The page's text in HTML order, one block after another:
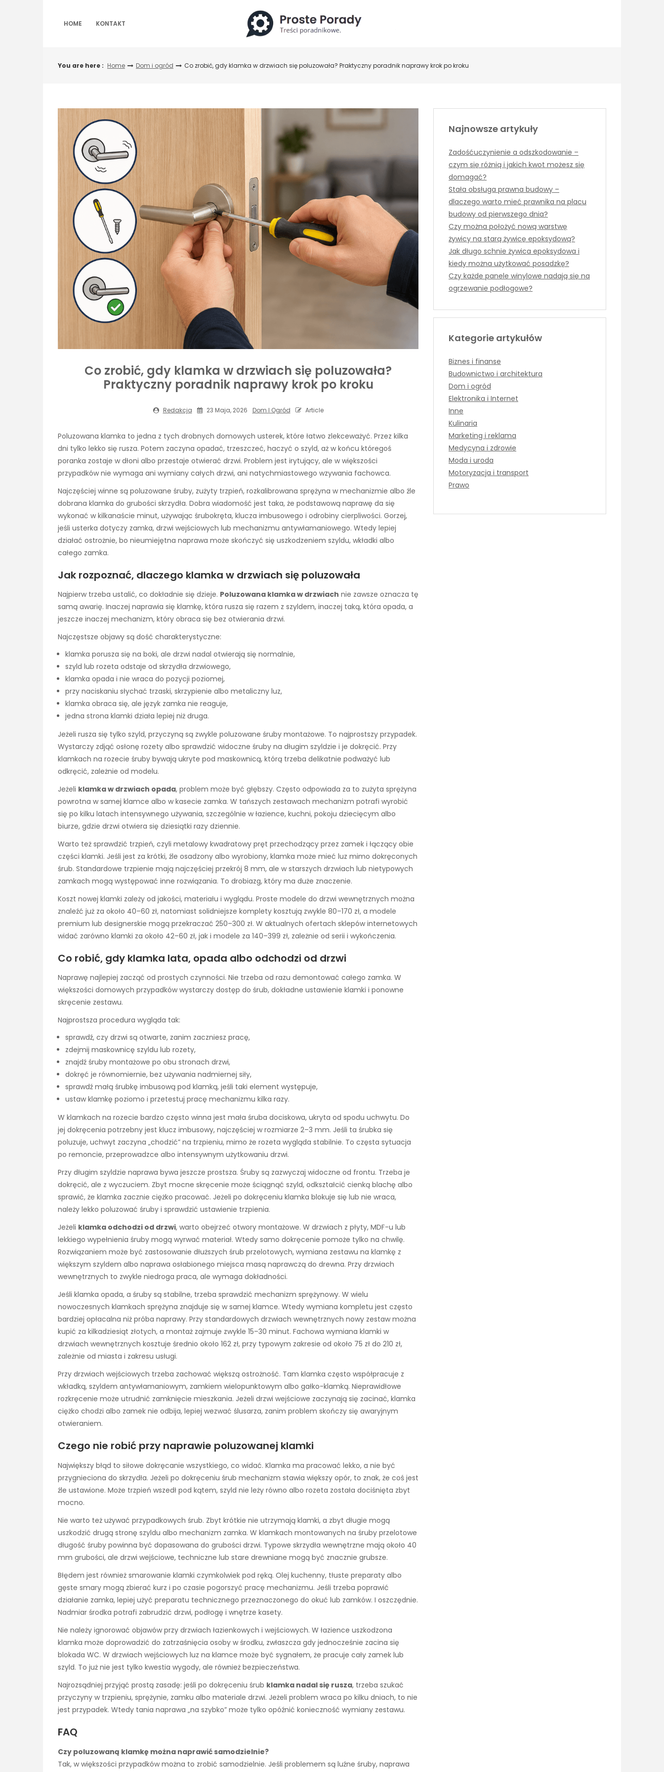
HOME KONTAKT
You are here : Home Dom i ogród Co zrobić, gdy klamka w drzwiach się poluzowała? Praktyczny poradnik naprawy krok po kroku
Co zrobić, gdy klamka w drzwiach się poluzowała?
Praktyczny poradnik naprawy krok po kroku
Redakcja 23 Maja, 2026 Dom I Ogród Article
Poluzowana klamka to jedna z tych drobnych domowych usterek, które łatwo zlekceważyć. Przez kilka
dni tylko lekko się rusza. Potem zaczyna opadać, trzeszczeć, haczyć o szyld, aż w końcu któregoś
poranka zostaje w dłoni albo przestaje otwierać drzwi. Problem jest irytujący, ale w większości
przypadków nie wymaga ani wymiany całych drzwi, ani natychmiastowego wzywania fachowca.
Najczęściej winne są poluzowane śruby, zużyty trzpień, rozkalibrowana sprężyna w mechanizmie albo źle
dobrana klamka do grubości skrzydła. Dobra wiadomość jest taka, że podstawową naprawę da się
wykonać w kilkanaście minut, używając śrubokręta, klucza imbusowego i odrobiny cierpliwości. Gorzej,
jeśli usterka dotyczy zamka, drzwi wejściowych lub mechanizmu antywłamaniowego. Wtedy lepiej
działać ostrożnie, bo nieumiejętna naprawa może skończyć się uszkodzeniem szyldu, wkładki albo
całego zamka.
Jak rozpoznać, dlaczego klamka w drzwiach się poluzowała
Najpierw trzeba ustalić, co dokładnie się dzieje. Poluzowana klamka w drzwiach nie zawsze oznacza tę
samą awarię. Inaczej naprawia się klamkę, która rusza się razem z szyldem, inaczej taką, która opada, a
jeszcze inaczej mechanizm, który obraca się bez otwierania drzwi.
Najczęstsze objawy są dość charakterystyczne:
klamka porusza się na boki, ale drzwi nadal otwierają się normalnie,
szyld lub rozeta odstaje od skrzydła drzwiowego,
klamka opada i nie wraca do pozycji poziomej,
przy naciskaniu słychać trzaski, skrzypienie albo metaliczny luz,
klamka obraca się, ale język zamka nie reaguje,
jedna strona klamki działa lepiej niż druga.
Jeżeli rusza się tylko szyld, przyczyną są zwykle poluzowane śruby montażowe. To najprostszy przypadek.
Wystarczy zdjąć osłonę rozety albo sprawdzić widoczne śruby na długim szyldzie i je dokręcić. Przy
klamkach na rozecie śruby bywają ukryte pod maskownicą, którą trzeba delikatnie podważyć lub
odkręcić, zależnie od modelu.
Jeżeli klamka w drzwiach opada, problem może być głębszy. Często odpowiada za to zużyta sprężyna
powrotna w samej klamce albo w kasecie zamka. W tańszych zestawach mechanizm potrafi wyrobić
się po kilku latach intensywnego używania, szczególnie w łazience, kuchni, pokoju dziecięcym albo
biurze, gdzie drzwi otwiera się dziesiątki razy dziennie.
Warto też sprawdzić trzpień, czyli metalowy kwadratowy pręt przechodzący przez zamek i łączący obie
części klamki. Jeśli jest za krótki, źle osadzony albo wyrobiony, klamka może mieć luz mimo dokręconych
śrub. Standardowe trzpienie mają najczęściej przekrój 8 mm, ale w starszych drzwiach lub nietypowych
zamkach mogą występować inne rozwiązania. To drobiazg, który ma duże znaczenie.
Koszt nowej klamki zależy od jakości, materiału i wyglądu. Proste modele do drzwi wewnętrznych można
znaleźć już za około 40–60 zł, natomiast solidniejsze komplety kosztują zwykle 80–170 zł, a modele
premium lub designerskie mogą przekraczać 250–300 zł. W aktualnych ofertach sklepów internetowych
widać zarówno klamki za około 42–60 zł, jak i modele za 140–399 zł, zależnie od serii i wykończenia.
Co robić, gdy klamka lata, opada albo odchodzi od drzwi
Naprawę najlepiej zacząć od prostych czynności. Nie trzeba od razu demontować całego zamka. W
większości domowych przypadków wystarczy dostęp do śrub, dokładne ustawienie klamki i ponowne
skręcenie zestawu.
Najprostsza procedura wygląda tak:
sprawdź, czy drzwi są otwarte, zanim zaczniesz pracę,
zdejmij maskownicę szyldu lub rozety,
znajdź śruby montażowe po obu stronach drzwi,
dokręć je równomiernie, bez używania nadmiernej siły,
sprawdź małą śrubkę imbusową pod klamką, jeśli taki element występuje,
ustaw klamkę poziomo i przetestuj pracę mechanizmu kilka razy.
W klamkach na rozecie bardzo często winna jest mała śruba dociskowa, ukryta od spodu uchwytu. Do
jej dokręcenia potrzebny jest klucz imbusowy, najczęściej w rozmiarze 2–3 mm. Jeśli ta śrubka się
poluzuje, uchwyt zaczyna „chodzić” na trzpieniu, mimo że rozeta wygląda stabilnie. To częsta sytuacja
po remoncie, przeprowadzce albo intensywnym użytkowaniu drzwi.
Przy długim szyldzie naprawa bywa jeszcze prostsza. Śruby są zazwyczaj widoczne od frontu. Trzeba je
dokręcić, ale z wyczuciem. Zbyt mocne skręcenie może ściągnąć szyld, odkształcić cienką blachę albo
sprawić, że klamka zacznie ciężko pracować. Jeżeli po dokręceniu klamka blokuje się lub nie wraca,
należy lekko poluzować śruby i sprawdzić ustawienie trzpienia.
Jeżeli klamka odchodzi od drzwi, warto obejrzeć otwory montażowe. W drzwiach z płyty, MDF-u lub
lekkiego wypełnienia śruby mogą wyrwać materiał. Wtedy samo dokręcenie pomoże tylko na chwilę.
Rozwiązaniem może być zastosowanie dłuższych śrub przelotowych, wymiana zestawu na klamkę z
większym szyldem albo naprawa osłabionego miejsca masą naprawczą do drewna. Przy drzwiach
wewnętrznych to zwykle niedroga praca, ale wymaga dokładności.
Jeśli klamka opada, a śruby są stabilne, trzeba sprawdzić mechanizm sprężynowy. W wielu
nowoczesnych klamkach sprężyna znajduje się w samej klamce. Wtedy wymiana kompletu jest często
bardziej opłacalna niż próba naprawy. Przy standardowych drzwiach wewnętrznych nowy zestaw można
kupić za kilkadziesiąt złotych, a montaż zajmuje zwykle 15–30 minut. Fachowa wymiana klamki w
drzwiach wewnętrznych kosztuje średnio około 162 zł, przy typowym zakresie od około 75 zł do 210 zł,
zależnie od miasta i zakresu usługi.
Przy drzwiach wejściowych trzeba zachować większą ostrożność. Tam klamka często współpracuje z
wkładką, szyldem antywłamaniowym, zamkiem wielopunktowym albo gałko-klamką. Nieprawidłowe
rozkręcenie może utrudnić zamknięcie mieszkania. Jeżeli drzwi wejściowe zaczynają się zacinać, klamka
ciężko chodzi albo zamek nie odbija, lepiej wezwać ślusarza, zanim problem skończy się awaryjnym
otwieraniem.
Czego nie robić przy naprawie poluzowanej klamki
Największy błąd to siłowe dokręcanie wszystkiego, co widać. Klamka ma pracować lekko, a nie być
przygnieciona do skrzydła. Jeżeli po dokręceniu śrub mechanizm stawia większy opór, to znak, że coś jest
źle ustawione. Może trzpień wszedł pod kątem, szyld nie leży równo albo rozeta została dociśnięta zbyt
mocno.
Nie warto też używać przypadkowych śrub. Zbyt krótkie nie utrzymają klamki, a zbyt długie mogą
uszkodzić drugą stronę szyldu albo mechanizm zamka. W klamkach montowanych na śruby przelotowe
długość śruby powinna być dopasowana do grubości drzwi. Typowe skrzydła wewnętrzne mają około 40
mm grubości, ale drzwi wejściowe, techniczne lub stare drewniane mogą być znacznie grubsze.
Błędem jest również smarowanie klamki czymkolwiek pod ręką. Olej kuchenny, tłuste preparaty albo
gęste smary mogą zbierać kurz i po czasie pogorszyć pracę mechanizmu. Jeśli trzeba poprawić
działanie zamka, lepiej użyć preparatu technicznego przeznaczonego do okuć lub zamków. I oszczędnie.
Nadmiar środka potrafi zabrudzić drzwi, podłogę i wnętrze kasety.
Nie należy ignorować objawów przy drzwiach łazienkowych i wejściowych. W łazience uszkodzona
klamka może doprowadzić do zatrzaśnięcia osoby w środku, zwłaszcza gdy jednocześnie zacina się
blokada WC. W drzwiach wejściowych luz na klamce może być sygnałem, że pracuje cały zamek lub
szyld. To już nie jest tylko kwestia wygody, ale również bezpieczeństwa.
Najrozsądniej przyjąć prostą zasadę: jeśli po dokręceniu śrub klamka nadal się rusza, trzeba szukać
przyczyny w trzpieniu, sprężynie, zamku albo materiale drzwi. Jeżeli problem wraca po kilku dniach, to nie
jest przypadek. Wtedy tania naprawa „na szybko” może tylko opóźnić konieczność wymiany zestawu.
FAQ
Czy poluzowaną klamkę można naprawić samodzielnie?
Tak, w większości przypadków można to zrobić samodzielnie. Jeśli problemem są luźne śruby, naprawa
Najnowsze artykuły
Zadośćuczynienie a odszkodowanie –
czym się różnią i jakich kwot możesz się
domagać?
Stała obsługa prawna budowy –
dlaczego warto mieć prawnika na placu
budowy od pierwszego dnia?
Czy można położyć nową warstwę
żywicy na starą żywicę epoksydową?
Jak długo schnie żywica epoksydowa i
kiedy można użytkować posadzkę?
Czy każde panele winylowe nadają się na
ogrzewanie podłogowe?
Kategorie artykułów
Biznes i finanse
Budownictwo i architektura
Dom i ogród
Elektronika i Internet
Inne
Kulinaria
Marketing i reklama
Medycyna i zdrowie
Moda i uroda
Motoryzacja i transport
Prawo